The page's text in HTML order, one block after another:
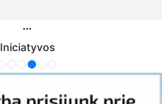
Iniciatyvos